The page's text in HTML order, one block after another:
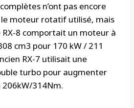
n’ont pas encore
moteur rotatif utilisé, mais
8 comportait un moteur à
cm3 pour 170 kW / 211
RX-7 utilisait une
turbo pour augmenter
206kW/314Nm.